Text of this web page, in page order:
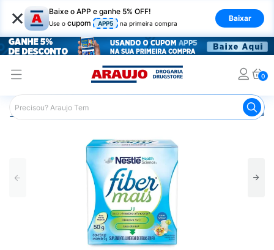
× Baixe o APP e ganhe 5% OFF!
Use o cupom APP5 na primeira compra
Baixar
0
Araujo Medicamentos Remédio para o Estômago e